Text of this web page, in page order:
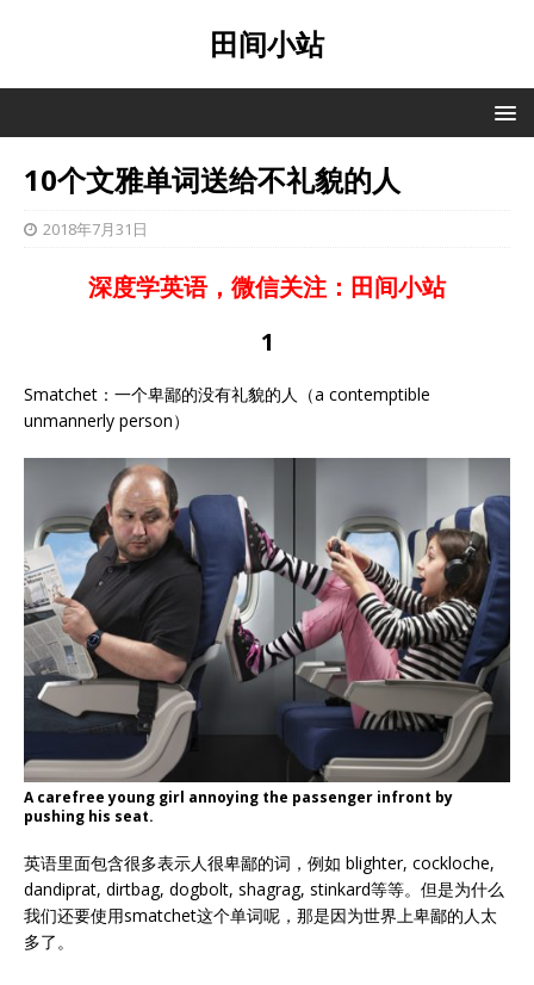
田间小站
10个文雅单词送给不礼貌的人
2018年7月31日
深度学英语，微信关注：田间小站
1
Smatchet：一个卑鄙的没有礼貌的人（a contemptible
unmannerly person）
A carefree young girl annoying the passenger infront by
pushing his seat.
英语里面包含很多表示人很卑鄙的词，例如 blighter, cockloche,
dandiprat, dirtbag, dogbolt, shagrag, stinkard等等。但是为什么
我们还要使用smatchet这个单词呢，那是因为世界上卑鄙的人太
多了。